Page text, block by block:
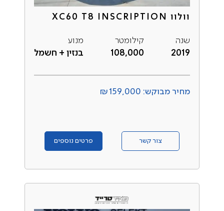
וולוו XC60 T8 INSCRIPTION
שנה
2019
קילומטר
108,000
מנוע
בנזין + חשמל
מחיר מבוקש: ₪159,000
צור קשר פרטים נוספים